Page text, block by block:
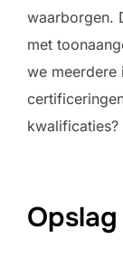
waarborgen.
met
we meerdere